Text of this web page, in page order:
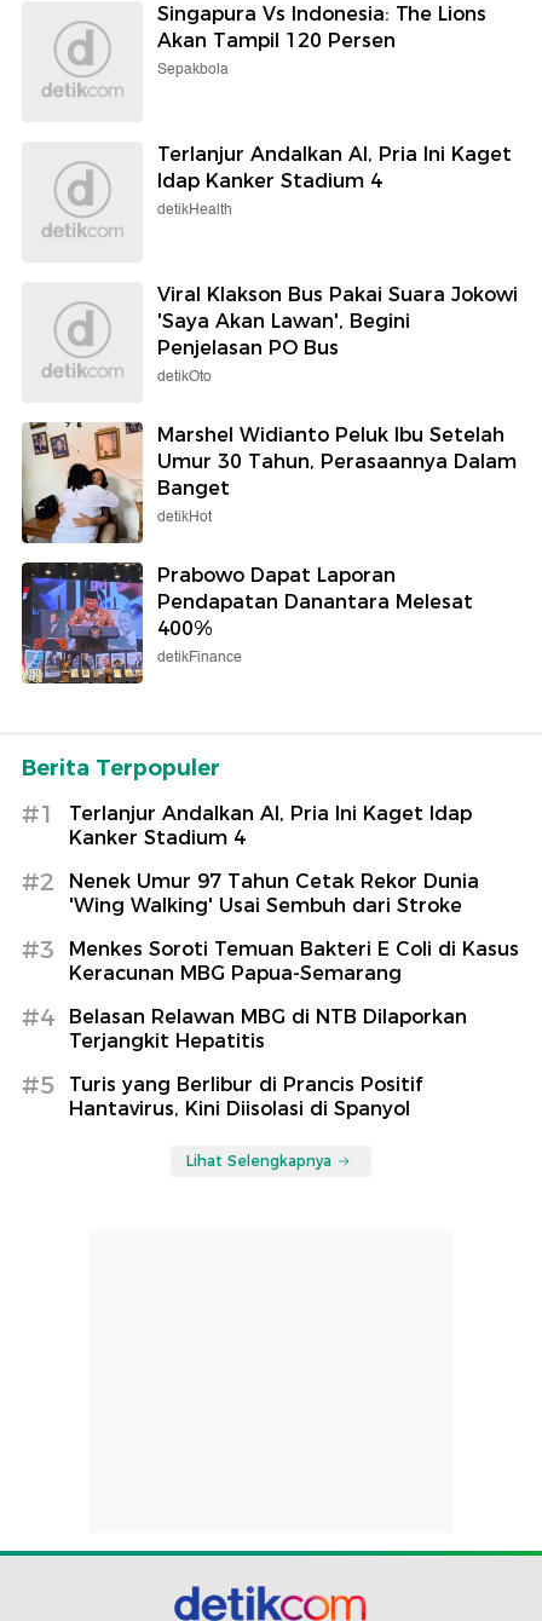
Singapura Vs Indonesia: The Lions
Akan Tampil 120 Persen
Sepakbola
Terlanjur Andalkan AI, Pria Ini Kaget
Idap Kanker Stadium 4
detikHealth
Viral Klakson Bus Pakai Suara Jokowi
'Saya Akan Lawan', Begini
Penjelasan PO Bus
detikOto
Marshel Widianto Peluk Ibu Setelah
Umur 30 Tahun, Perasaannya Dalam
Banget
detikHot
Prabowo Dapat Laporan
Pendapatan Danantara Melesat
400%
detikFinance
Berita Terpopuler
#1
Terlanjur Andalkan AI, Pria Ini Kaget Idap
Kanker Stadium 4
#2
Nenek Umur 97 Tahun Cetak Rekor Dunia
'Wing Walking' Usai Sembuh dari Stroke
#3
Menkes Soroti Temuan Bakteri E Coli di Kasus
Keracunan MBG Papua-Semarang
#4
Belasan Relawan MBG di NTB Dilaporkan
Terjangkit Hepatitis
#5
Turis yang Berlibur di Prancis Positif
Hantavirus, Kini Diisolasi di Spanyol
Lihat Selengkapnya